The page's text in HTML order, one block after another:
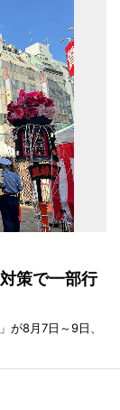
策で一部行
が8月7日～9日、